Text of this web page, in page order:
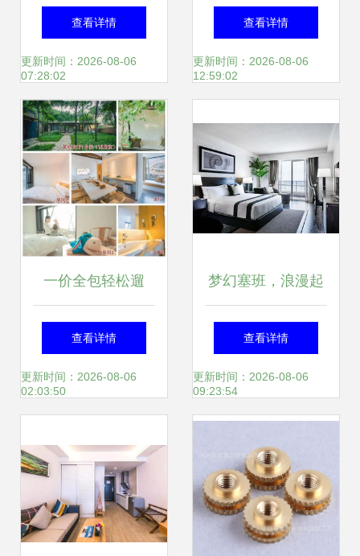
据此类文档本件动
态设定接入过滤和
宿的思考
查看详情
更新时间：2026-08-06
07:28:02
书房 在民国风韵
里，邂逅一本书中
查看详情
更新时间：2026-08-06
12:59:02
一价全包轻松遛
娃，绣球花海环绕
的精品亲子民宿，
查看详情
更新时间：2026-08-06
02:03:50
梦幻塞班，浪漫起
航——肯辛顿酒店
蜜月度假体验
查看详情
更新时间：2026-08-06
09:23:54